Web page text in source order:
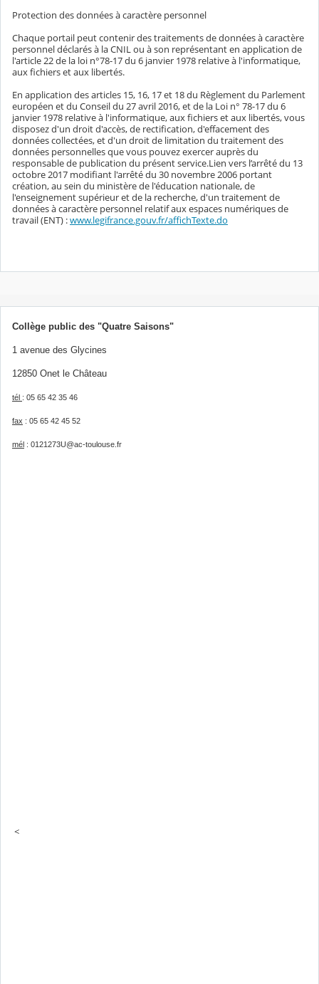
Protection des données à caractère personnel
Chaque portail peut contenir des traitements de données à caractère
personnel déclarés à la CNIL ou à son représentant en application de
l'article 22 de la loi n°78-17 du 6 janvier 1978 relative à l'informatique,
aux fichiers et aux libertés.
En application des articles 15, 16, 17 et 18 du Règlement du Parlement
européen et du Conseil du 27 avril 2016, et de la Loi n° 78-17 du 6
janvier 1978 relative à l'informatique, aux fichiers et aux libertés, vous
disposez d'un droit d'accès, de rectification, d'effacement des
données collectées, et d'un droit de limitation du traitement des
données personnelles que vous pouvez exercer auprès du
responsable de publication du présent service.Lien vers l’arrêté du 13
octobre 2017 modifiant l'arrêté du 30 novembre 2006 portant
création, au sein du ministère de l'éducation nationale, de
l'enseignement supérieur et de la recherche, d'un traitement de
données à caractère personnel relatif aux espaces numériques de
travail (ENT) :www.legifrance.gouv.fr/affichTexte.do
Collège public des "Quatre Saisons"
1 avenue des Glycines
12850 Onet le Château
tél : 05 65 42 35 46
fax : 05 65 42 45 52
mél : 0121273U@ac-toulouse.fr
<